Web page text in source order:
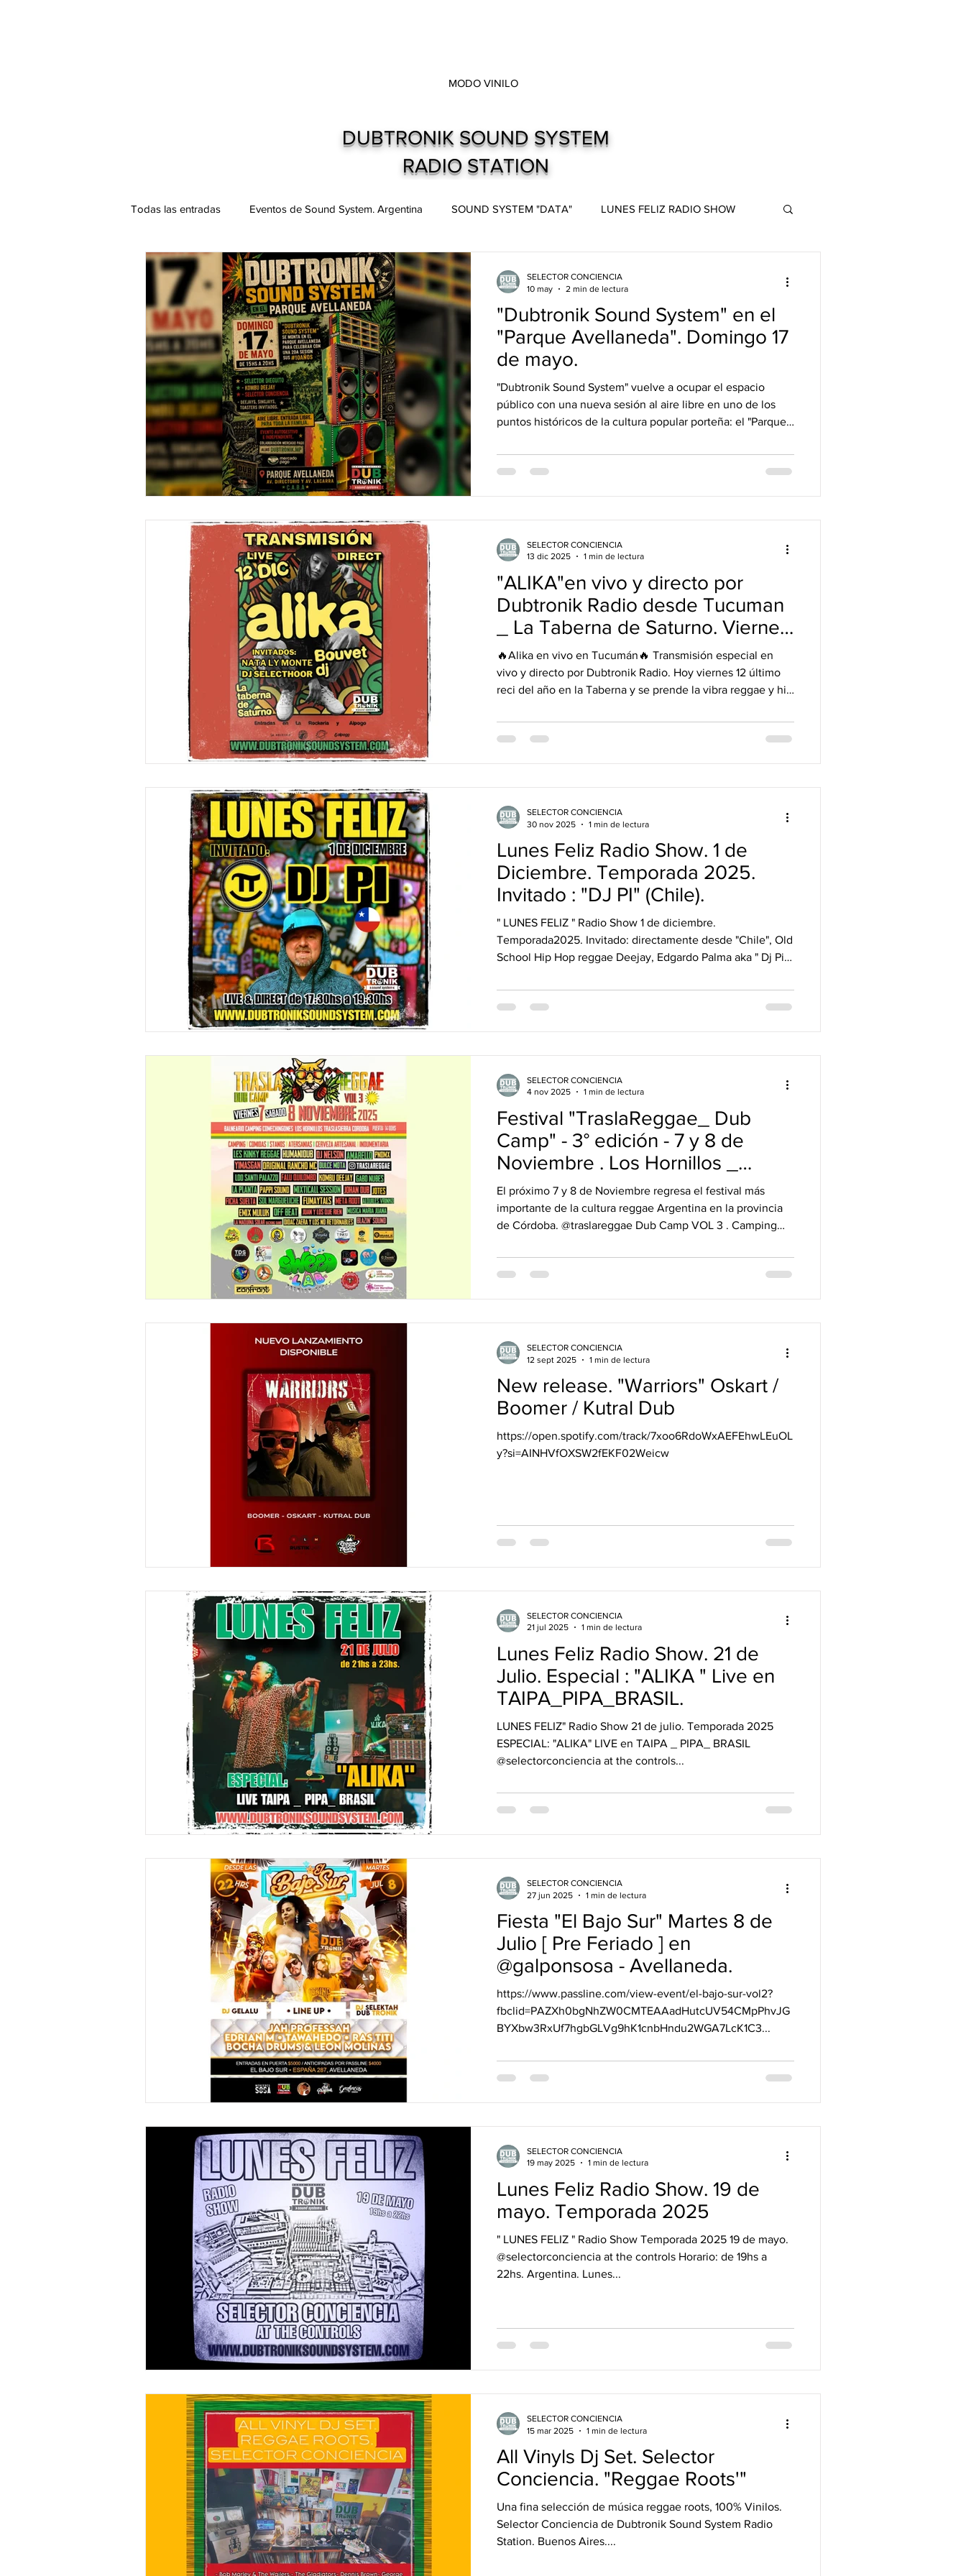
MODO VINILO
DUBTRONIK SOUND SYSTEM
RADIO STATION
Todas las entradas Eventos de Sound System. Argentina SOUND SYSTEM "DATA" LUNES FELIZ RADIO SHOW
Podcast. SOUNDMAN Mixtapes Live and direct. Shows. Recitales.
"DUB MEETING LYRICS" Nuevos Lanzamientos.
"Dubtronik Sound System" en el
"Parque Avellaneda". Domingo 17
de mayo.
"Dubtronik Sound System" vuelve a ocupar el espacio
público con una nueva sesión al aire libre en uno de los
puntos históricos de la cultura popular porteña: el "Parque
amplificando bass culture, la crew prepara una jornada de
encuentro, música y comunidad donde el sound system
SELECTOR CONCIENCIA
10 may
2 min de lectura
"ALIKA"en vivo y directo por
Dubtronik Radio desde Tucuman
_ La Taberna de Saturno. Viernes
12/12
🔥Alika en vivo en Tucumán🔥 Transmisión especial en
vivo y directo por Dubtronik Radio. Hoy viernes 12 último
reci del año en la Taberna y se prende la vibra reggae y hip
el show desde Santiago del Estero: Nata Ly Monte con sus
rimas concientes y provocadoras Bouvet DJ estará desde la
SELECTOR CONCIENCIA
13 dic 2025
1 min de lectura
Lunes Feliz Radio Show. 1 de
Diciembre. Temporada 2025.
Invitado : "DJ PI" (Chile).
" LUNES FELIZ " Radio Show 1 de diciembre.
Temporada2025. Invitado: directamente desde "Chile", Old
School Hip Hop reggae Deejay, Edgardo Palma aka " Dj Pi ",
Selector en Illuminaty sound crew (Suiza). Graphic
Designer & Party Promoter! Snowboard Addict & Cat Lover!
SELECTOR CONCIENCIA
30 nov 2025
1 min de lectura
Festival "TraslaReggae_ Dub
Camp" - 3° edición - 7 y 8 de
Noviembre . Los Hornillos _
Córdoba.
El próximo 7 y 8 de Noviembre regresa el festival más
importante de la cultura reggae Argentina en la provincia
de Córdoba. @traslareggae Dub Camp VOL 3 . Camping
Traslasierra se viste Red, Gold & Green para disfrutar de
dos días del folklore jamaicano de la mano de bandas y
SELECTOR CONCIENCIA
4 nov 2025
1 min de lectura
New release. "Warriors" Oskart /
Boomer / Kutral Dub
https://open.spotify.com/track/7xoo6RdoWxAEFEhwLEuOL
y?si=AINHVfOXSW2fEKF02Weicw
SELECTOR CONCIENCIA
12 sept 2025
1 min de lectura
Lunes Feliz Radio Show. 21 de
Julio. Especial : "ALIKA " Live en
TAIPA_PIPA_BRASIL.
LUNES FELIZ" Radio Show 21 de julio. Temporada 2025
ESPECIAL: "ALIKA" LIVE en TAIPA _ PIPA_ BRASIL
@selectorconciencia at the controls...
SELECTOR CONCIENCIA
21 jul 2025
1 min de lectura
Fiesta "El Bajo Sur" Martes 8 de
Julio [ Pre Feriado ] en
@galponsosa - Avellaneda.
https://www.passline.com/view-event/el-bajo-sur-vol2?
fbclid=PAZXh0bgNhZW0CMTEAAadHutcUV54CMpPhvJG
BYXbw3RxUf7hgbGLVg9hK1cnbHndu2WGA7LcK1C3...
SELECTOR CONCIENCIA
27 jun 2025
1 min de lectura
Lunes Feliz Radio Show. 19 de
mayo. Temporada 2025
" LUNES FELIZ " Radio Show Temporada 2025 19 de mayo.
@selectorconciencia at the controls Horario: de 19hs a
22hs. Argentina. Lunes...
SELECTOR CONCIENCIA
19 may 2025
1 min de lectura
All Vinyls Dj Set. Selector
Conciencia. "Reggae Roots'"
Una fina selección de música reggae roots, 100% Vinilos.
Selector Conciencia de Dubtronik Sound System Radio
Station. Buenos Aires....
SELECTOR CONCIENCIA
15 mar 2025
1 min de lectura